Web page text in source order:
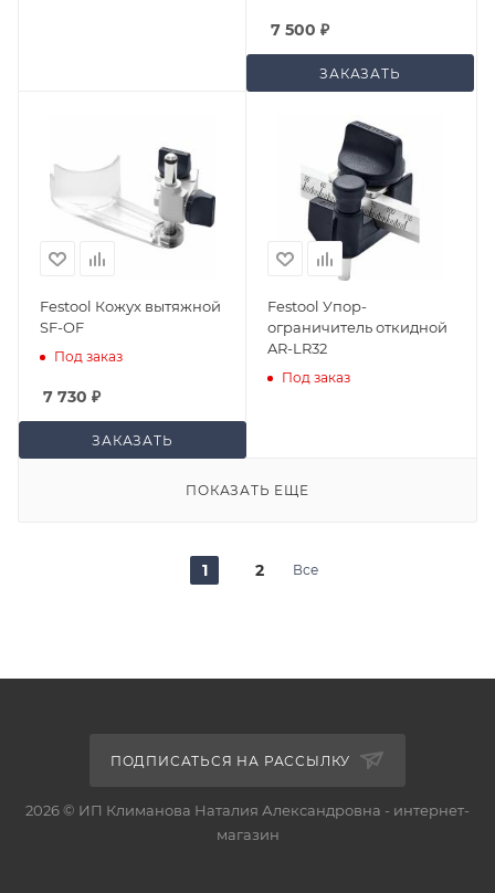
7 500 ₽
ЗАКАЗАТЬ
Festool Кожух вытяжной
SF-OF
Под заказ
7 730 ₽
ЗАКАЗАТЬ
Festool Упор-
ограничитель откидной
AR-LR32
Под заказ
ПОКАЗАТЬ ЕЩЕ
1 2 Все
ПОДПИСАТЬСЯ НА РАССЫЛКУ
2026 © ИП Климанова Наталия Александровна - интернет-
магазин